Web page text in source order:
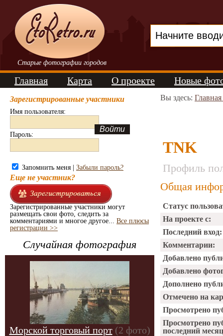
Старые фотографии городов
Главная Карта О проекте Новые
Зарегистрированные участники
Имя пользователя:
Пароль:
Запомнить меня | Забыли пароль?
Еще не участник?
Зарегистрированные участники могут
размещать свои фото, следить за
комментариями и многое другое... Все плюсы
регистрации >>
Случайная фотография
Морской торговый порт (2 фото)
Вы здесь:
TNK
Профиль
Общая
Статус
На проекте с:
Последний вход:
Комментарии:
Добавлено
Добавлено
Дополнено
Отмечено на
Просмотрено
Просмотрено
последний